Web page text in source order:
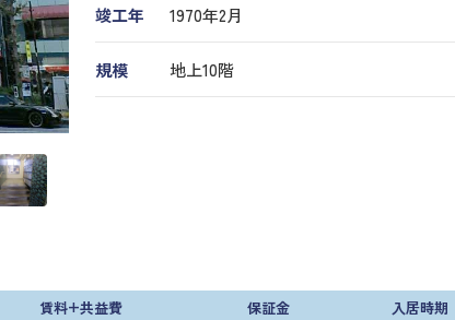
竣工年 1970年2月
規模 地上10階
賃料+共益費 保証金 入居時期